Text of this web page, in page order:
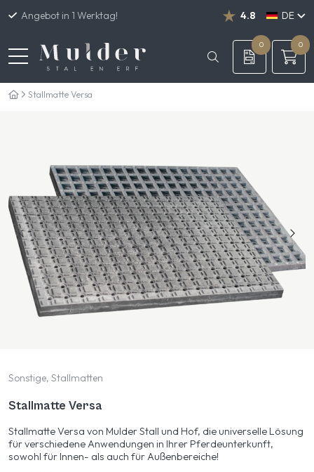
Angebot in 1 Werktag! 4.8
DE
EN
0 0
Stallmatte Versa
Sonstige, Stallmatten
Stallmatte Versa
Stallmatte Versa von Mulder Stall und Hof, die universelle Lösung
für verschiedene Anwendungen in Ihrer Pferdeunterkunft,
sowohl für Innen- als auch für Außenbereiche!